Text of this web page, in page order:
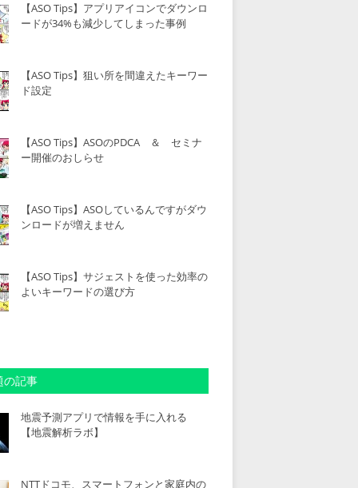
【ASO Tips】アプリアイコンでダウンロ
ードが34%も減少してしまった事例
【ASO Tips】狙い所を間違えたキーワー
ド設定
【ASO Tips】ASOのPDCA ＆ セミナ
ー開催のおしらせ
【ASO Tips】ASOしているんですがダウ
ンロードが増えません
【ASO Tips】サジェストを使った効率の
よいキーワードの選び方
の記事
地震予測アプリで情報を手に入れる
【地震解析ラボ】
NTTドコモ、スマートフォンと家庭内の